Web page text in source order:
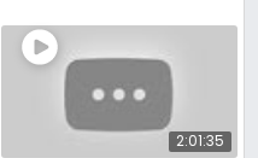
2:01:35